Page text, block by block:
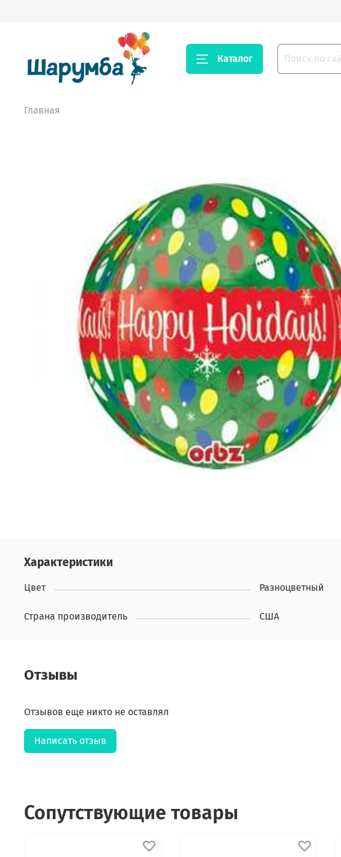
Каталог
Главная
Характеристики
Цвет Разноцветный
Страна производитель США
Отзывы
Отзывов еще никто не оставлял
Написать отзыв
Сопутствующие товары